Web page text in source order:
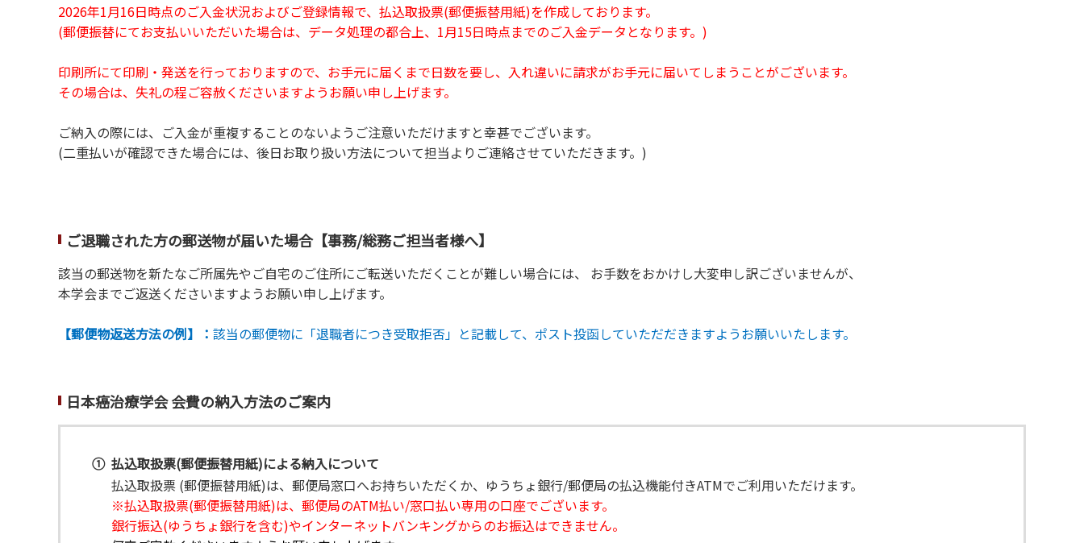
2026年1月16日時点のご入金状況およびご登録情報で、払込取扱票(郵便振替用紙)を作成しております。
(郵便振替にてお支払いいただいた場合は、データ処理の都合上、1月15日時点までのご入金データとなります。)
印刷所にて印刷・発送を行っておりますので、お手元に届くまで日数を要し、入れ違いに請求がお手元に届いてしまうことがございます。
その場合は、失礼の程ご容赦くださいますようお願い申し上げます。
ご納入の際には、ご入金が重複することのないようご注意いただけますと幸甚でございます。
(二重払いが確認できた場合には、後日お取り扱い方法について担当よりご連絡させていただきます。)
ご退職された方の郵送物が届いた場合【事務/総務ご担当者様へ】
該当の郵送物を新たなご所属先やご自宅のご住所にご転送いただくことが難しい場合には、 お手数をおかけし大変申し訳ございませんが、
本学会までご返送くださいますようお願い申し上げます。
【郵便物返送方法の例】： 該当の郵便物に「退職者につき受取拒否」と記載して、ポスト投函していただだきますようお願いいたします。
日本癌治療学会 会費の納入方法のご案内
① 払込取扱票(郵便振替用紙)による納入について
払込取扱票 (郵便振替用紙)は、郵便局窓口へお持ちいただくか、ゆうちょ銀行/郵便局の払込機能付きATMでご利用いただけます。
※払込取扱票(郵便振替用紙)は、郵便局のATM払い/窓口払い専用の口座でございます。
銀行振込(ゆうちょ銀行を含む)やインターネットバンキングからのお振込はできません。